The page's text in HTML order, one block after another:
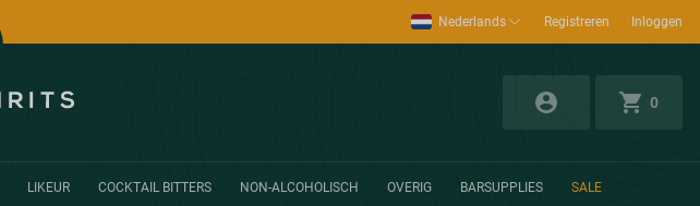
Nederlands Registreren Inloggen
0
LIKEUR COCKTAIL BITTERS NON-ALCOHOLISCH OVERIG BARSUPPLIES SALE